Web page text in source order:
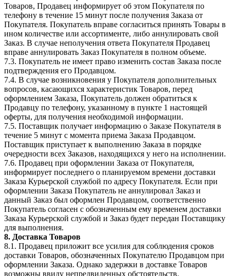
Товаров, Продавец информирует об этом Покупателя по
телефону в течение 15 минут после получения Заказа от
Покупателя. Покупатель вправе согласиться принять Товары в
ином количестве или ассортименте, либо аннулировать свой
Заказ. В случае неполучения ответа Покупателя Продавец
вправе аннулировать Заказ Покупателя в полном объеме.
7.3. Покупатель не имеет право изменить состав Заказа после
подтверждения его Продавцом.
7.4. В случае возникновения у Покупателя дополнительных
вопросов, касающихся характеристик Товаров, перед
оформлением Заказа, Покупатель должен обратиться к
Продавцу по телефону, указанному в пункте 1 настоящей
оферты, для получения необходимой информации.
7.5. Поставщик получает информацию о Заказе Покупателя в
течение 5 минут с момента приема Заказа Продавцом.
Поставщик приступает к выполнению Заказа в порядке
очередности всех Заказов, находящихся у него на исполнении.
7.6. Продавец при оформлении Заказа от Покупателя,
информирует последнего о планируемом времени доставки
Заказа Курьерской службой по адресу Покупателя. Если при
оформлении Заказа Покупатель не аннулировал Заказ и
данный Заказ был оформлен Продавцом, соответственно
Покупатель согласен с обозначенным ему временем доставки
Заказа Курьерской службой и Заказ будет передан Поставщику
для выполнения.
8. Доставка Товаров
8.1. Продавец приложит все усилия для соблюдения сроков
доставки Товаров, обозначенных Покупателю Продавцом при
оформлении Заказа. Однако задержки в доставке Товаров
возможны ввиду непредвиденных обстоятельств.